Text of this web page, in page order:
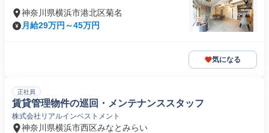
神奈川県横浜市港北区菊名
月給29万円～45万円
気になる
正社員
賃貸管理物件の巡回・メンテナンススタッフ
株式会社リアルインベストメント
神奈川県横浜市西区みなとみらい